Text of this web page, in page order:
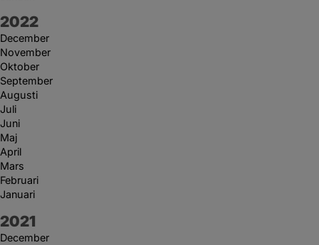
År:
2022
December
November
Oktober
September
Augusti
Juli
Juni
Maj
April
Mars
Februari
Januari
År:
2021
December